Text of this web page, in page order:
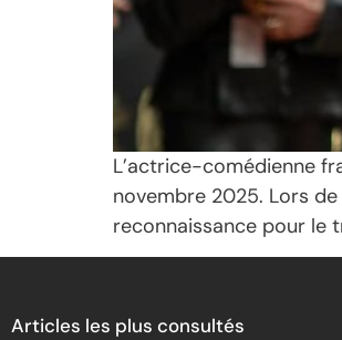
L’actrice-comédienne
novembre 2025. Lors
reconnaissance pour le
Articles les plus consultés